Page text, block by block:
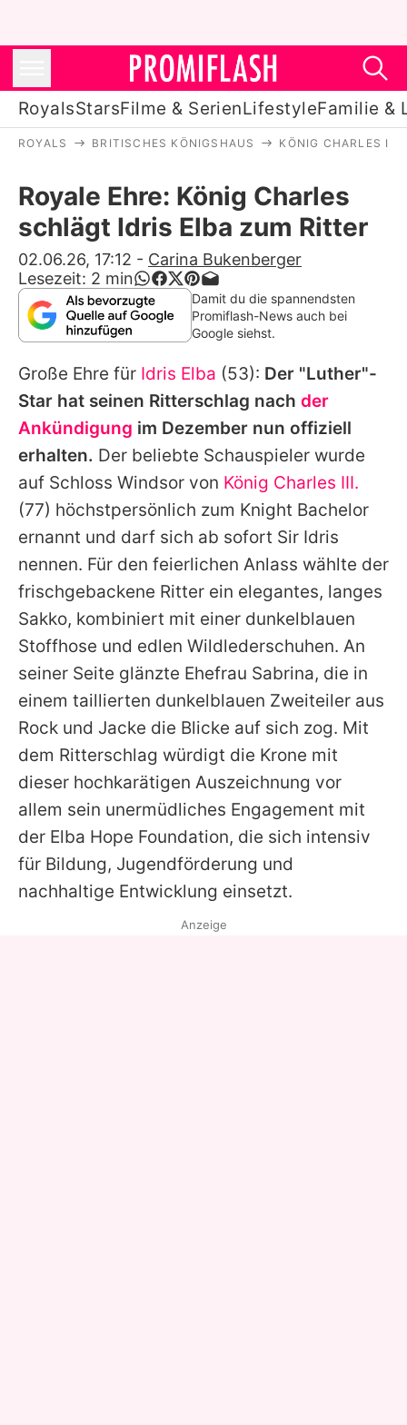
RoyalsStarsFilme & SerienLifestyleFamilie &
Stars
Filme & Serien
Lifestyle
Familie & Liebe
Alle Themen auf Promiflash
Jobs
App runterladen
Team
Redaktionelle Richtlinien
Impressum
Datenschutzerklärung
Nutzungsbedingungen
Utiq verwalten
ROYALS BRITISCHES KÖNIGSHAUS KÖNIG CHARLES III.
Royale Ehre: König Charles
schlägt Idris Elba zum Ritter
02.06.26, 17:12 - Carina Bukenberger
Lesezeit: 2 min
Damit du die spannendsten
Promiflash-News auch bei
Google siehst.
Große Ehre für Idris Elba (53): Der "Luther"-
Star hat seinen Ritterschlag nach der
Ankündigung im Dezember nun offiziell
erhalten. Der beliebte Schauspieler wurde
auf Schloss Windsor von König Charles III.
(77) höchstpersönlich zum Knight Bachelor
ernannt und darf sich ab sofort Sir Idris
nennen. Für den feierlichen Anlass wählte der
frischgebackene Ritter ein elegantes, langes
Sakko, kombiniert mit einer dunkelblauen
Stoffhose und edlen Wildlederschuhen. An
seiner Seite glänzte Ehefrau Sabrina, die in
einem taillierten dunkelblauen Zweiteiler aus
Rock und Jacke die Blicke auf sich zog. Mit
dem Ritterschlag würdigt die Krone mit
dieser hochkarätigen Auszeichnung vor
allem sein unermüdliches Engagement mit
der Elba Hope Foundation, die sich intensiv
für Bildung, Jugendförderung und
nachhaltige Entwicklung einsetzt.
Anzeige